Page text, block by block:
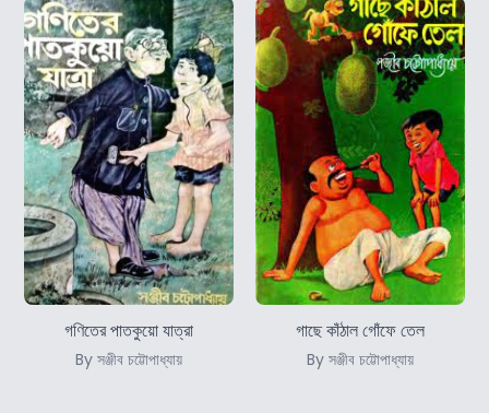
গণিতের পাতকুয়ো যাত্রা
By সঞ্জীব চট্টোপাধ্যায়
গাছে কাঁঠাল গোঁফে তেল
By সঞ্জীব চট্টোপাধ্যায়